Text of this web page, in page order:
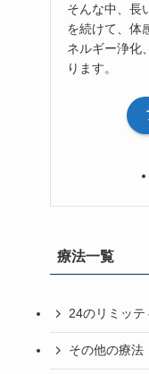
そんな中、長
を続けて、体
ネルギー浄化
ります。
療法一覧
24のリミッ
その他の療法